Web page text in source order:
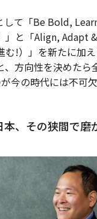
して「Be Bold,
」と「Align, Adapt
む!）」を新たに加
、方向性を決めたら
今の時代には不可
本、その狭間で磨